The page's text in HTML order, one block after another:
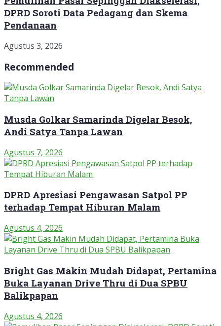
DPRD Soroti Data Pedagang dan Skema
Pendanaan
Agustus 3, 2026
Recommended
Musda Golkar Samarinda Digelar Besok,
Andi Satya Tanpa Lawan
Agustus 7, 2026
DPRD Apresiasi Pengawasan Satpol PP
terhadap Tempat Hiburan Malam
Agustus 4, 2026
Bright Gas Makin Mudah Didapat, Pertamina
Buka Layanan Drive Thru di Dua SPBU
Balikpapan
Agustus 4, 2026